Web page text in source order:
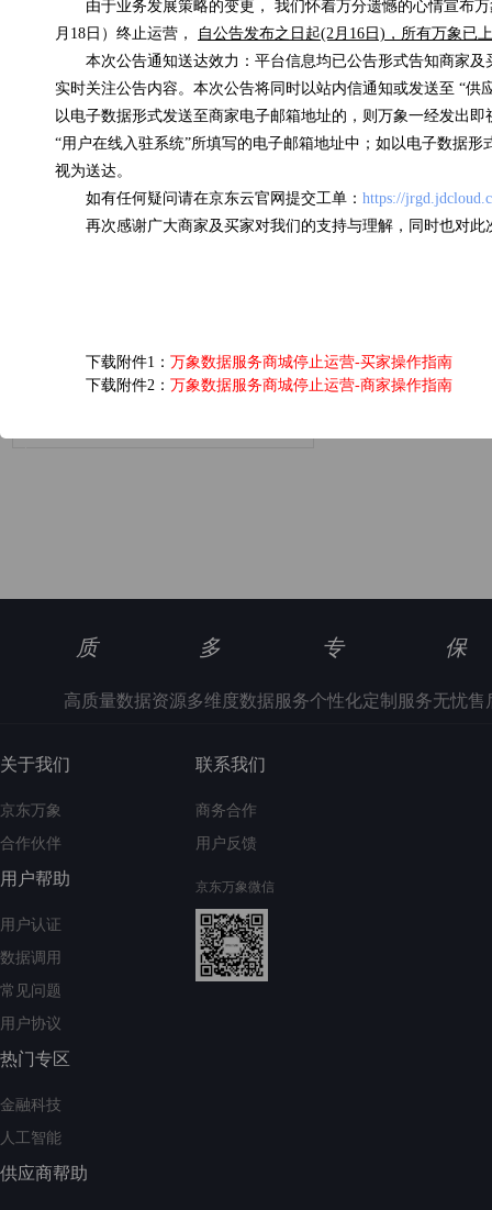
由于业务发展策略的变更， 我们怀着万分遗憾的心情宣布
月18日）终止运营，
自公告发布之日起(2月16日)，所有万象已
本次公告通知送达效力：平台信息均已公告形式告知商家
实时关注公告内容。本次公告将同时以站内信通知或发送至 “供
以电子数据形式发送至商家电子邮箱地址的，则万象一经发出
“用户在线入驻系统”所填写的电子邮箱地址中；如以电子数据
视为送达。
如有任何疑问请在京东云官网提交工单： https://
再次感谢广大商家及买家对我们的支持与理解，同时也对
下载附件1： 万象数据服务商城停止运营-买家操作指南
下载附件2： 万象数据服务商城停止运营-商家操作指南
6.0元/次
浏览(1346) 评分(5)
质
高质量数据资源
多
多维度数据服务
专
个性化定制服务
保
无忧售
关于我们
京东万象
合作伙伴
用户帮助
用户认证
数据调用
常见问题
用户协议
热门专区
金融科技
人工智能
供应商帮助
联系我们
商务合作
用户反馈
京东万象微信